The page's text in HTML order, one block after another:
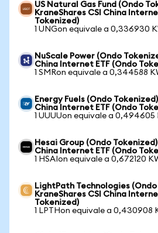
US Natural Gas Fund (Ondo
KraneShares CSI China
Tokenized)
1 UNGon equivale a 0,336930
NuScale Power (Ondo
China Internet ETF (Ondo
1 SMRon equivale a 0,344588
Energy Fuels (Ondo
China Internet ETF (Ondo
1 UUUUon equivale a 0,494605
Hesai Group (Ondo Tokenized)
China Internet ETF (Ondo
1 HSAIon equivale a 0,672120
LightPath Technologies
KraneShares CSI China
Tokenized)
1 LPTHon equivale a 0,430908